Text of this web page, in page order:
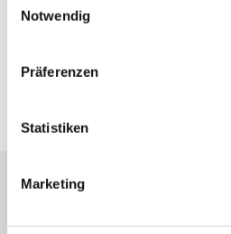
Notwendig
Präferenzen
Statistiken
Marketing